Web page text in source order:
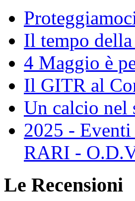
Il tempo
4 Maggio è
Il GITR al
Un calcio nel
2025 -
RARI -
Le Recensioni